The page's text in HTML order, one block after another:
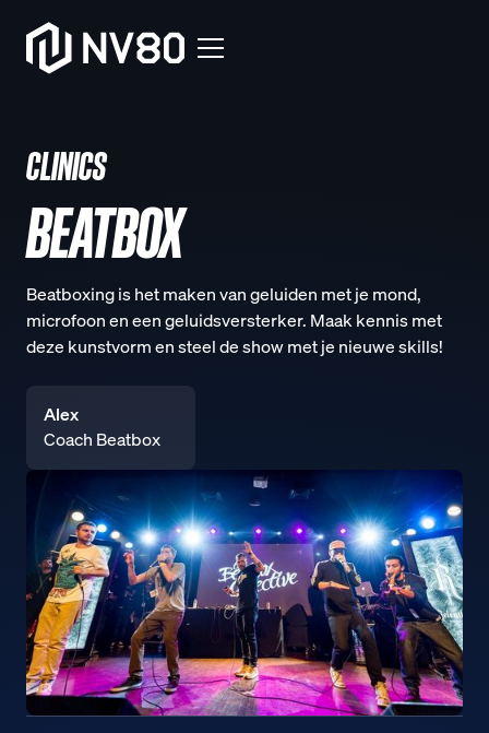
CLINICS
BEATBOX
Beatboxing is het maken van geluiden met je mond,
microfoon en een geluidsversterker. Maak kennis met
deze kunstvorm en steel de show met je nieuwe skills!
Alex
Coach Beatbox